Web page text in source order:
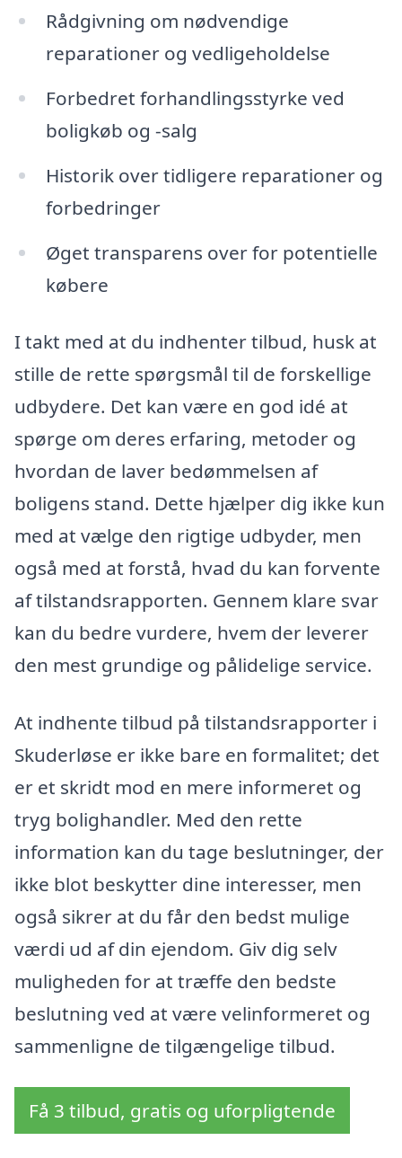
Rådgivning om nødvendige
reparationer og vedligeholdelse
Forbedret forhandlingsstyrke ved
boligkøb og -salg
Historik over tidligere reparationer og
forbedringer
Øget transparens over for potentielle
købere
I takt med at du indhenter tilbud, husk at
stille de rette spørgsmål til de forskellige
udbydere. Det kan være en god idé at
spørge om deres erfaring, metoder og
hvordan de laver bedømmelsen af
boligens stand. Dette hjælper dig ikke kun
med at vælge den rigtige udbyder, men
også med at forstå, hvad du kan forvente
af tilstandsrapporten. Gennem klare svar
kan du bedre vurdere, hvem der leverer
den mest grundige og pålidelige service.
At indhente tilbud på tilstandsrapporter i
Skuderløse er ikke bare en formalitet; det
er et skridt mod en mere informeret og
tryg bolighandler. Med den rette
information kan du tage beslutninger, der
ikke blot beskytter dine interesser, men
også sikrer at du får den bedst mulige
værdi ud af din ejendom. Giv dig selv
muligheden for at træffe den bedste
beslutning ved at være velinformeret og
sammenligne de tilgængelige tilbud.
Få 3 tilbud, gratis og uforpligtende